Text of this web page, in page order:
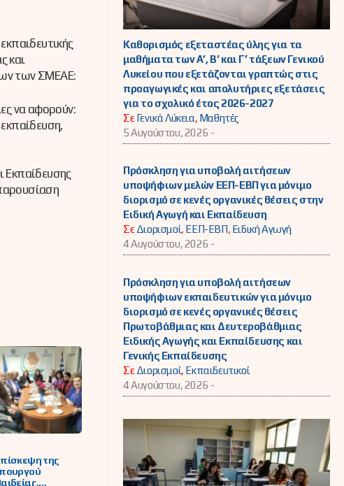
και
των ΣΜΕΑΕ:
να αφορούν:
Εκπαίδευσης
της
Καθορισμός εξεταστέας ύλης για τα
μαθήματα των Α’, Β’ και Γ’ τάξεων Γενικού
Λυκείου που εξετάζονται γραπτώς στις
προαγωγικές και απολυτήριες εξετάσεις
για το σχολικό έτος 2026-2027
ΣεΓενικά Λύκεια, Μαθητές
5 Αυγούστου, 2026 -
Πρόσκληση για υποβολή αιτήσεων
υποψήφιων μελών ΕΕΠ-ΕΒΠ για μόνιμο
διορισμό σε κενές οργανικές θέσεις στην
Ειδική Αγωγή και Εκπαίδευση
ΣεΔιορισμοί, ΕΕΠ-ΕΒΠ, Ειδική Αγωγή
4 Αυγούστου, 2026 -
Πρόσκληση για υποβολή αιτήσεων
υποψήφιων εκπαιδευτικών για μόνιμο
διορισμό σε κενές οργανικές θέσεις
Πρωτοβάθμιας και Δευτεροβάθμιας
Ειδικής Αγωγής και Εκπαίδευσης και
Γενικής Εκπαίδευσης
ΣεΔιορισμοί, Εκπαιδευτικοί
4 Αυγούστου, 2026 -